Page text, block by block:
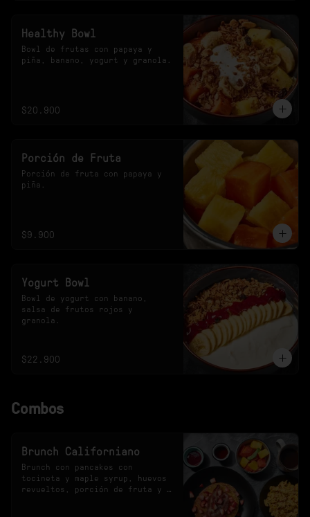
Healthy Bowl
Bowl de frutas con papaya y
piña, banano, yogurt y granola.
$20.900
Porción de Fruta
Porción de fruta con papaya y
piña.
$9.900
Yogurt Bowl
Bowl de yogurt con banano,
salsa de frutos rojos y
granola.
$22.900
Combos
Brunch Californiano
Brunch con pancakes con
tocineta y maple syrup, huevos
revueltos, porción de fruta y